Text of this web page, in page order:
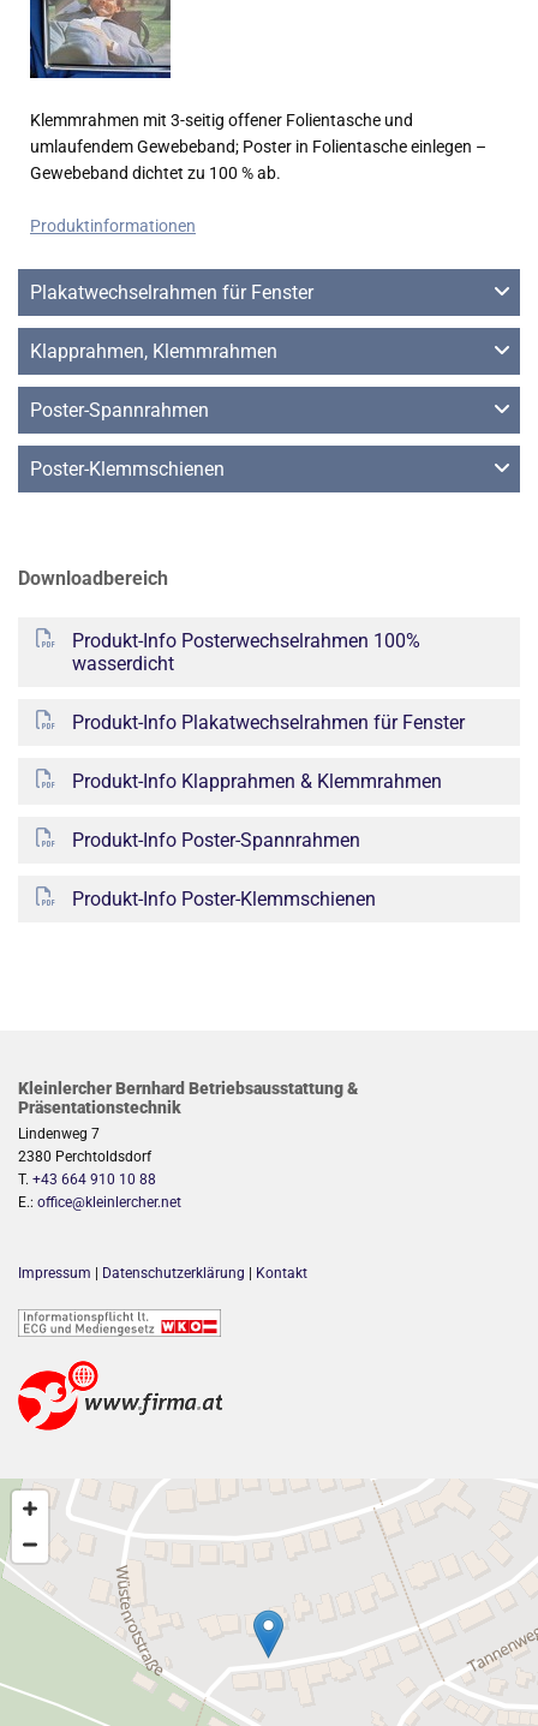
Klemmrahmen mit 3-seitig offener Folientasche und
umlaufendem Gewebeband; Poster in Folientasche einlegen –
Gewebeband dichtet zu 100 % ab.
Produktinformationen
Plakatwechselrahmen für Fenster
Klapprahmen, Klemmrahmen
Poster-Spannrahmen
Poster-Klemmschienen
Downloadbereich
Produkt-Info Posterwechselrahmen 100%
wasserdicht
Produkt-Info Plakatwechselrahmen für Fenster
Produkt-Info Klapprahmen & Klemmrahmen
Produkt-Info Poster-Spannrahmen
Produkt-Info Poster-Klemmschienen
Kleinlercher Bernhard Betriebsausstattung &
Präsentationstechnik
Lindenweg 7
2380 Perchtoldsdorf
T. +43 664 910 10 88
E.: office@kleinlercher.net
Impressum | Datenschutzerklärung | Kontakt